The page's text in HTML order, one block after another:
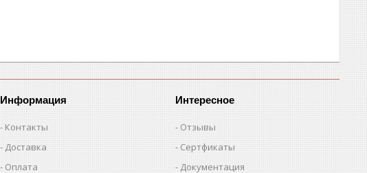
Информация
Контакты
Доставка
Оплата
Интересное
Отзывы
Сертфикаты
Документация